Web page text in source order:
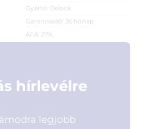
Gyártó: Delock
Garanciaidő:
36 hónap
ÁFA:
27%
hírlevélre
legjobb